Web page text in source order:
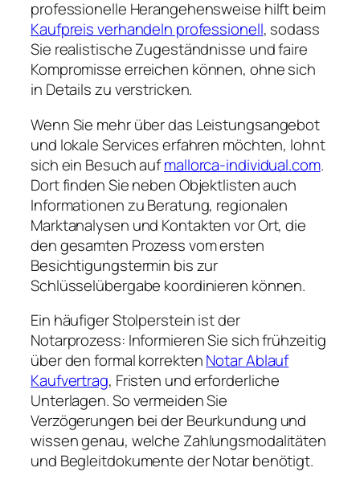
professionelle Herangehensweise hilft beim
Kaufpreis verhandeln professionell, sodass
Sie realistische Zugeständnisse und faire
Kompromisse erreichen können, ohne sich
in Details zu verstricken.
Wenn Sie mehr über das Leistungsangebot
und lokale Services erfahren möchten, lohnt
sich ein Besuch aufmallorca-individual.com.
Dort finden Sie neben Objektlisten auch
Informationen zu Beratung, regionalen
Marktanalysen und Kontakten vor Ort, die
den gesamten Prozess vom ersten
Besichtigungstermin bis zur
Schlüsselübergabe koordinieren können.
Ein häufiger Stolperstein ist der
Notarprozess: Informieren Sie sich frühzeitig
über den formal korrektenNotar Ablauf
Kaufvertrag, Fristen und erforderliche
Unterlagen. So vermeiden Sie
Verzögerungen bei der Beurkundung und
wissen genau, welche Zahlungsmodalitäten
und Begleitdokumente der Notar benötigt.